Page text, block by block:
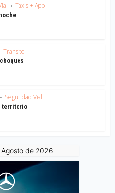
• Taxis + App
Transito
• Seguridad Vial
territorio
de 2026